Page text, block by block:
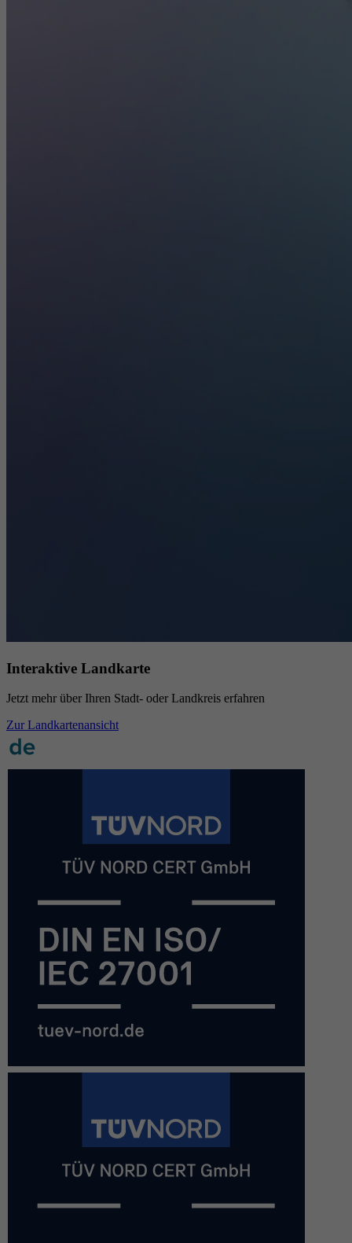
Interaktive Landkarte
Jetzt mehr über Ihren Stadt- oder Landkreis erfahren
Zur Landkartenansicht